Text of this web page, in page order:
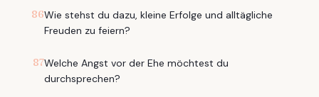
86Wie stehst du dazu, kleine Erfolge und alltägliche
Freuden zu feiern?
87Welche Angst vor der Ehe möchtest du
durchsprechen?